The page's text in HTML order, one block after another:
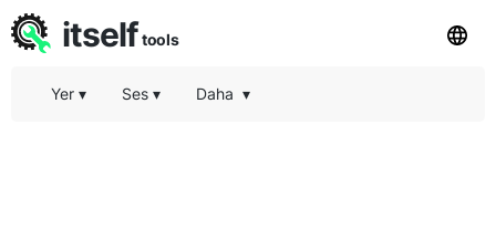
itselftools
Yer ▾ Ses ▾ Daha ▾